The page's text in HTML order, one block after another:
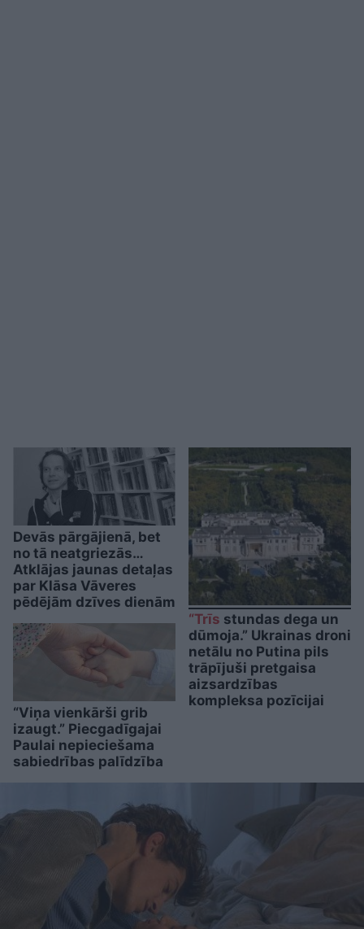
Devās pārgājienā, bet
no tā neatgriezās…
Atklājas jaunas detaļas
par Klāsa Vāveres
pēdējām dzīves dienām
“Viņa vienkārši grib
izaugt.” Piecgadīgajai
Paulai nepieciešama
sabiedrības palīdzība
“Trīs stundas dega un
dūmoja.” Ukrainas droni
netālu no Putina pils
trāpījuši pretgaisa
aizsardzības
kompleksa pozīcijai